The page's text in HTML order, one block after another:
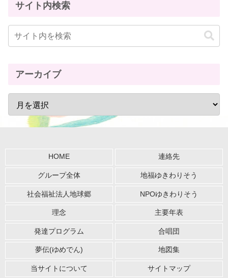
サイト内検索
アーカイブ
HOME 連絡先
グループ全体 地福ゆきわりそう
社会福祉法人地球郷 NPOゆきわりそう
理念 主要年表
発達プログラム 合唱団
夢伝(ゆめでん) 地図集
当サイトについて サイトマップ